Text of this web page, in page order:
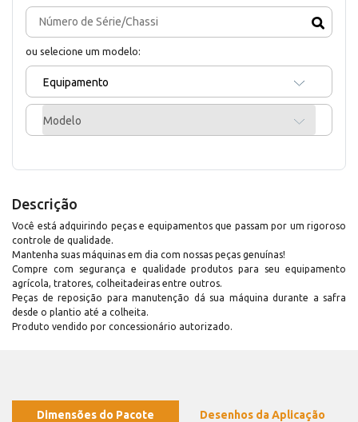
ou selecione um modelo:
Equipamento
Modelo
Descrição
Você está adquirindo peças e equipamentos que passam por um rigoroso
controle de qualidade.
Mantenha suas máquinas em dia com nossas peças genuínas!
Compre com segurança e qualidade produtos para seu equipamento
agrícola, tratores, colheitadeiras entre outros.
Peças de reposição para manutenção dá sua máquina durante a safra
desde o plantio até a colheita.
Produto vendido por concessionário autorizado.
Dimensões do Pacote Desenhos da Aplicação